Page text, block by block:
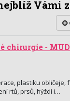
Vámi
chirurgie -
plastiku obličeje,
rtů, prsů, hýždí i…